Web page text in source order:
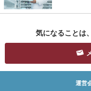
気になることは
運営